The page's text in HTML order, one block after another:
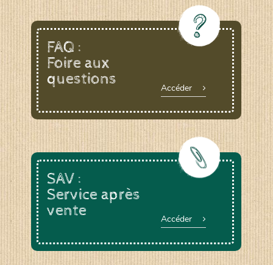
FAQ :
Foire aux
questions
Accéder
SAV :
Service après
vente
Accéder